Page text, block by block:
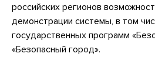
российских регионов
демонстрации системы, в том
государственных программ
«Безопасный город».